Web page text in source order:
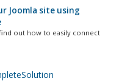
Joomla site using
out how to easily connect